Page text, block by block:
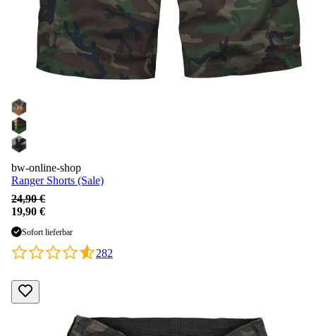
bw-online-shop
Ranger Shorts (Sale)
24,90 €
19,90 €
Sofort lieferbar
282